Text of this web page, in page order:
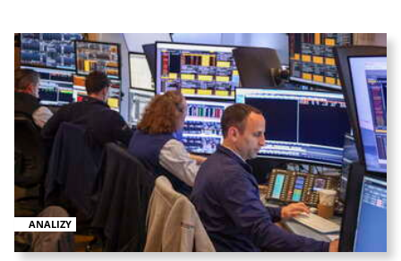
ANALIZY